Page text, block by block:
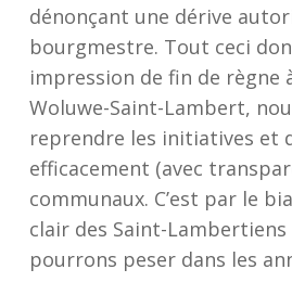
dénonçant une dérive
bourgmestre. Tout ceci
impression de fin de règne
Woluwe-Saint-Lambert,
reprendre les initiatives et
efficacement (avec
communaux. C’est par le
clair des Saint-Lambertiens
pourrons peser dans les